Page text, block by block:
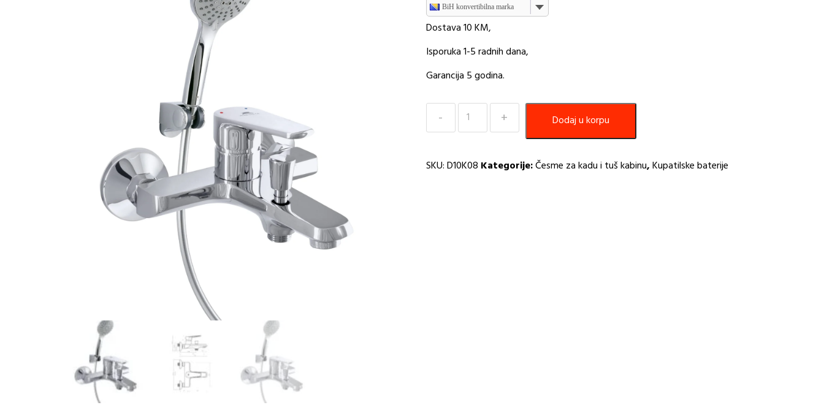
BiH konvertibilna marka
Dostava 10 KM,
Isporuka 1-5 radnih dana,
Garancija 5 godina.
Baterija
D10K08
Dodaj u korpu
SKU:D10K08 Kategorije:Česme za kadu i tuš kabinu,Kupatilske baterije